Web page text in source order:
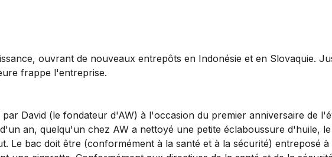
ouvrant de nouveaux entrepôts en Indonésie et en Slovaquie.
frappe l'entreprise.
David (le fondateur d'AW) à l'occasion du premier anniversaire de
an, quelqu'un chez AW a nettoyé une petite éclaboussure d'huile,
Le bac doit être (conformément à la santé et à la sécurité) entreposé